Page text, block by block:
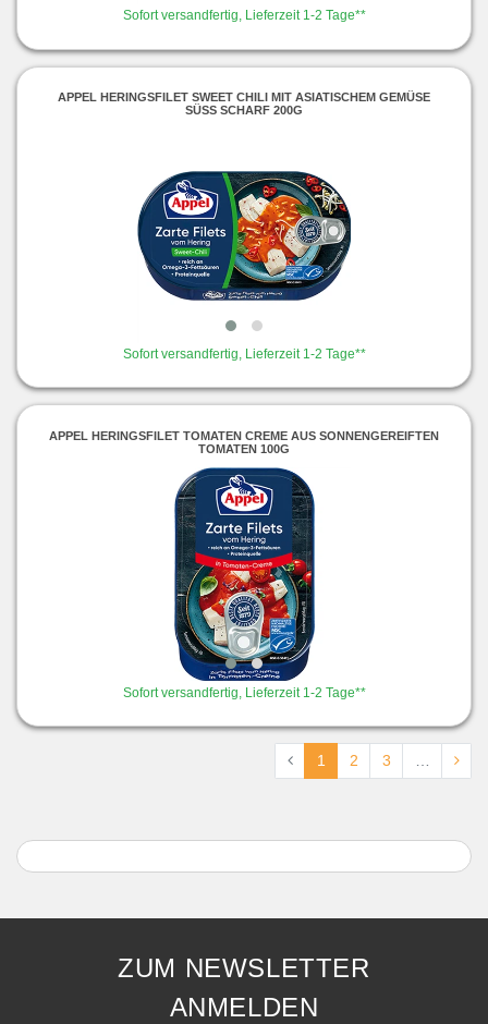
Sofort versandfertig, Lieferzeit 1-2 Tage**
APPEL HERINGSFILET SWEET CHILI MIT ASIATISCHEM GEMÜSE
SÜSS SCHARF 200G
Sofort versandfertig, Lieferzeit 1-2 Tage**
APPEL HERINGSFILET TOMATEN CREME AUS SONNENGEREIFTEN
TOMATEN 100G
Sofort versandfertig, Lieferzeit 1-2 Tage**
1 2 3
ZUM NEWSLETTER
ANMELDEN